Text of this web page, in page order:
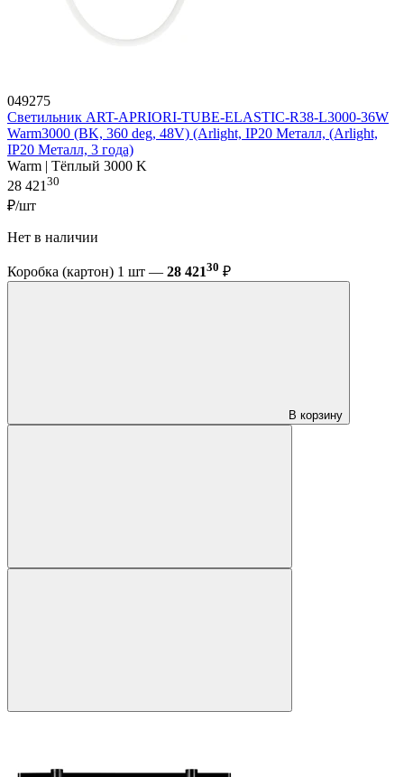
049275
Светильник ART-APRIORI-TUBE-ELASTIC-R38-L3000-36W
Warm3000 (BK, 360 deg, 48V) (Arlight, IP20 Металл, (Arlight,
IP20 Металл, 3 года)
Warm | Тёплый 3000 K
28 42130
₽/шт
Нет в наличии
Коробка (картон) 1 шт — 28 42130 ₽
В корзину